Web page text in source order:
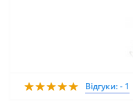
Відгуки: - 1